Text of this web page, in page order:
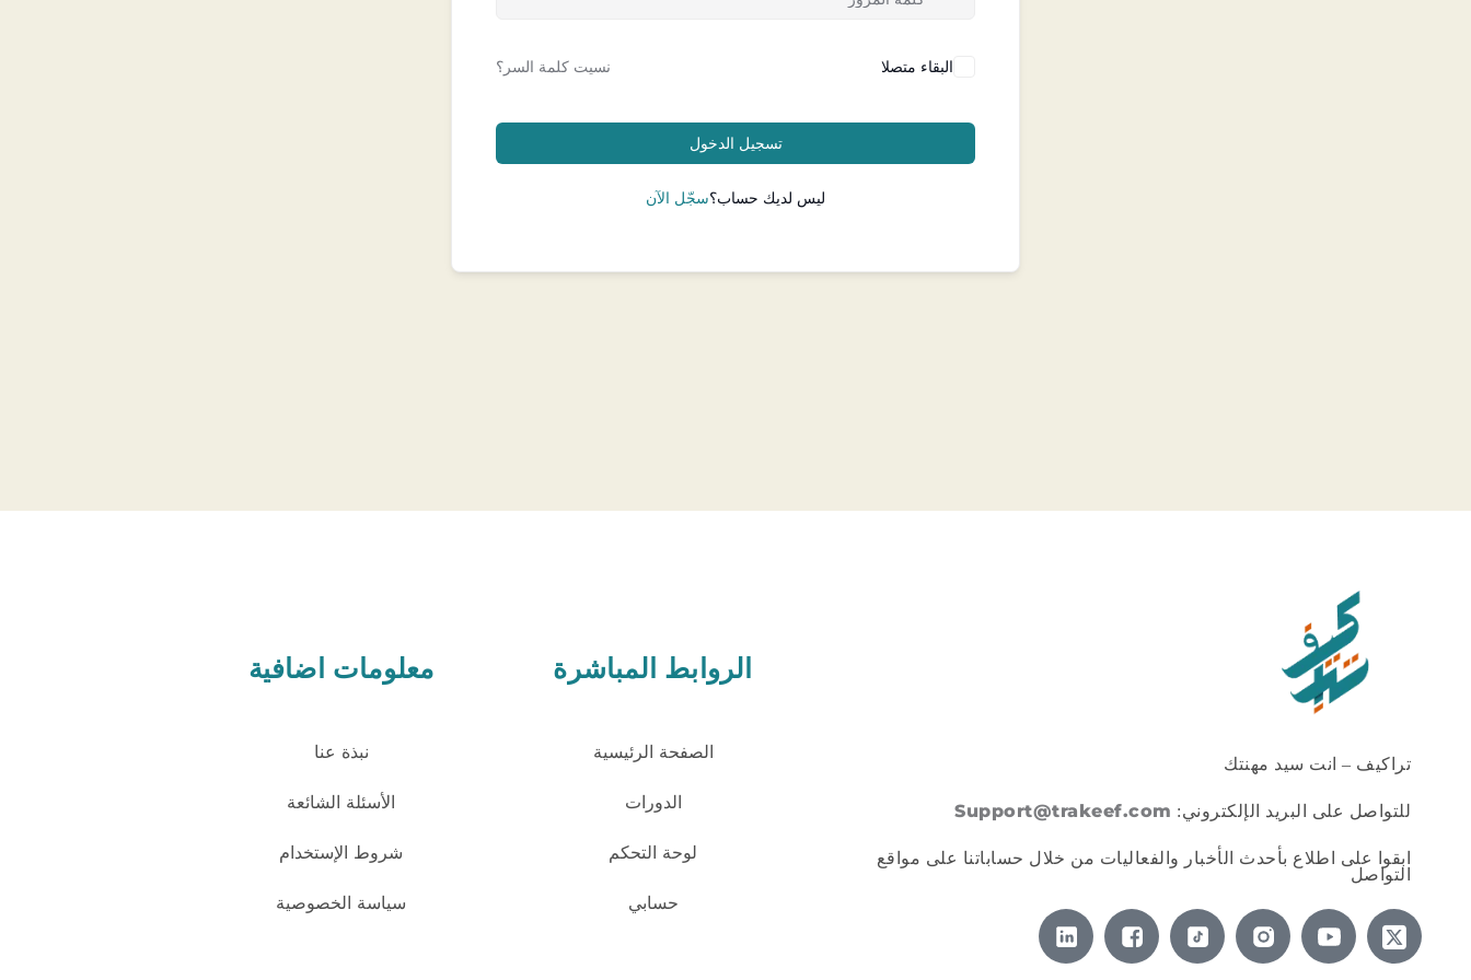
البقاء متصلا نسيت كلمة السر؟
تسجيل الدخول
ليس لديك حساب؟سجّل الآن
تراكيف – انت سيد مهنتك
للتواصل على البريد الإلكتروني: Support@trakeef.com
ابقوا على اطلاع بأحدث الأخبار والفعاليات من خلال حساباتنا على مواقع
التواصل
X
-
الروابط المباشرة
الصفحة الرئيسية
الدورات
لوحة التحكم
حسابي
معلومات اضافية
نبذة عنا
الأسئلة الشائعة
شروط الإستخدام
سياسة الخصوصية